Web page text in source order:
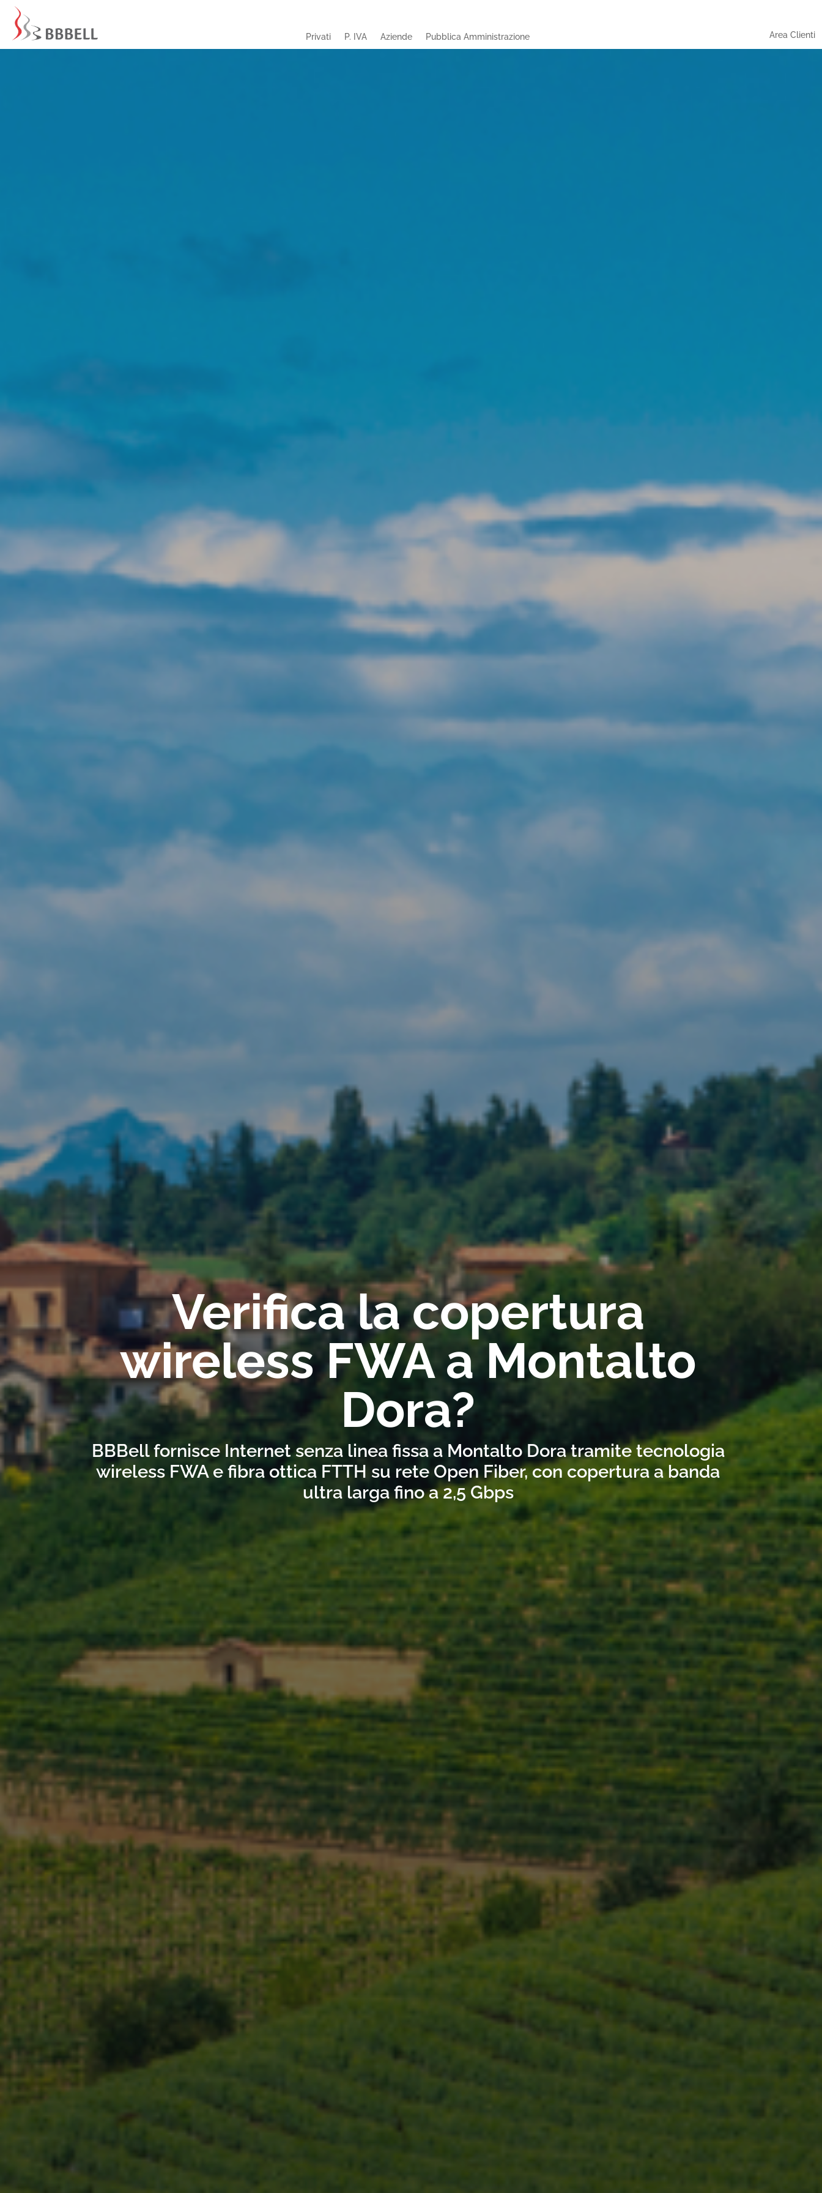
Privati P. IVA Aziende Pubblica Amministrazione Area Clienti
Verifica la copertura
wireless FWA a Montalto
Dora?
BBBell fornisce Internet senza linea fissa a Montalto Dora tramite tecnologia
wireless FWA e fibra ottica FTTH su rete Open Fiber, con copertura a banda
ultra larga fino a 2,5 Gbps